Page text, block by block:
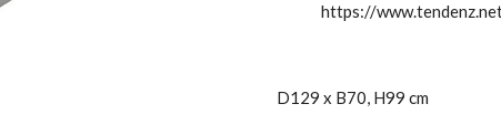
https://
D129 x B70, H99 cm